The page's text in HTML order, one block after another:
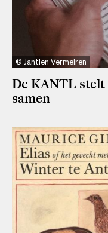
Jantien Vermeiren
De KANTL
samen